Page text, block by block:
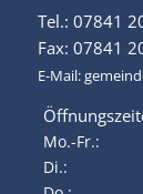
Tel.: 07841
Fax: 07841
E-Mail:
Mo.-Fr.:
Di.: